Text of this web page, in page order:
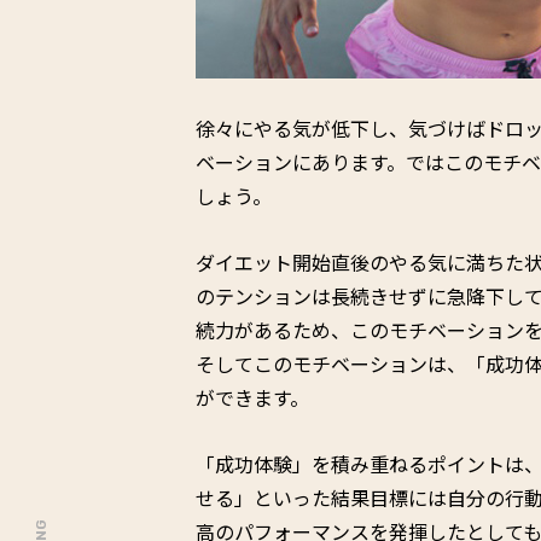
徐々にやる気が低下し、気づけばドロ
ベーションにあります。ではこのモチ
しょう。
ダイエット開始直後のやる気に満ちた
のテンションは長続きせずに急降下し
続力があるため、このモチベーション
そしてこのモチベーションは、「成功
ができます。
「成功体験」を積み重ねるポイント
せる」といった結果目標には自分の行
高のパフォーマンスを発揮したとして